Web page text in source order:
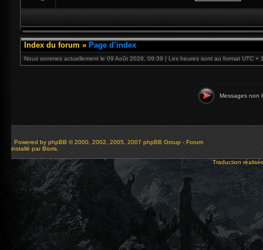
Index du forum » Page d’index
Nous sommes actuellement le 09 Août 2026, 09:39 | Les heures sont au format UTC +
Messages non
Powered by phpBB © 2000, 2002, 2005, 2007 phpBB Group - Forum
installé par Bioris.
Traduction